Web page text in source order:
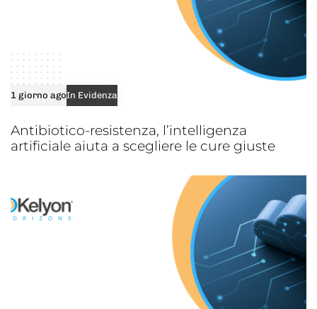
1 giorno agoIn Evidenza
Antibiotico-resistenza, l’intelligenza
artificiale aiuta a scegliere le cure giuste